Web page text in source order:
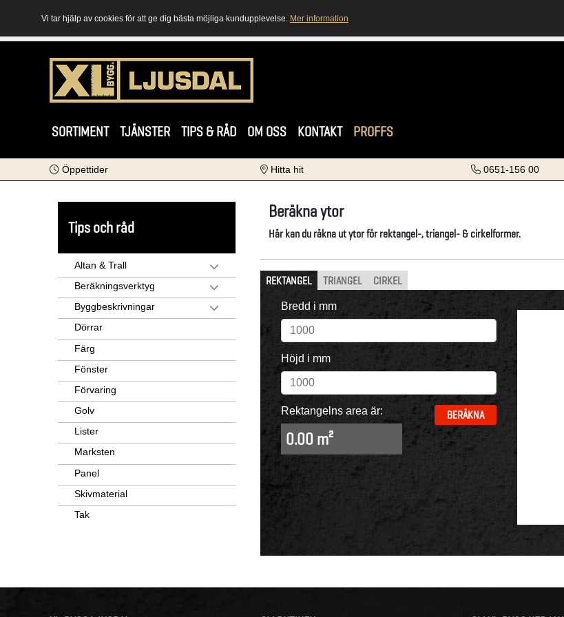
Vi tar hjälp av cookies för att ge dig bästa möjliga kundupplevelse. Mer information
SORTIMENT TJÄNSTER TIPS & RÅD OM OSS KONTAKT PROFFS
Öppettider Hitta hit 0651-156 00
Tips och råd
Altan & Trall
Beräkningsverktyg
Byggbeskrivningar
Dörrar
Färg
Fönster
Förvaring
Golv
Lister
Marksten
Panel
Skivmaterial
Tak
Beräkna ytor
Här kan du räkna ut ytor för rektangel-, triangel- & cirkelformer.
REKTANGEL TRIANGEL CIRKEL
Bredd i mm
Höjd i mm
BERÄKNA
Rektangelns area är:
0.00 m²